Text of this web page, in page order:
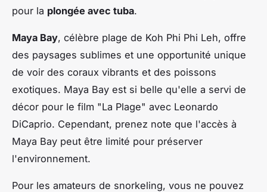
pour la plongée avec tuba.
Maya Bay, célèbre plage de Koh Phi Phi Leh, offre
des paysages sublimes et une opportunité unique
de voir des coraux vibrants et des poissons
exotiques. Maya Bay est si belle qu'elle a servi de
décor pour le film "La Plage" avec Leonardo
DiCaprio. Cependant, prenez note que l'accès à
Maya Bay peut être limité pour préserver
l'environnement.
Pour les amateurs de snorkeling, vous ne pouvez